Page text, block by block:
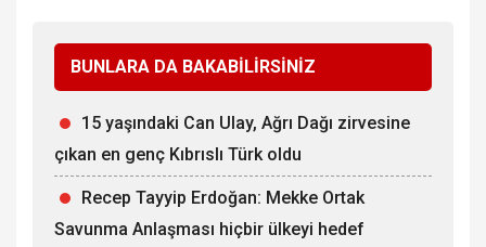
BUNLARA DA BAKABİLİRSİNİZ
15 yaşındaki Can Ulay, Ağrı Dağı zirvesine
çıkan en genç Kıbrıslı Türk oldu
Recep Tayyip Erdoğan: Mekke Ortak
Savunma Anlaşması hiçbir ülkeyi hedef